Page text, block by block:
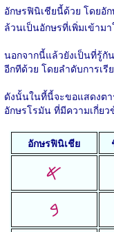
อักษรฟินิเชียนี้ด้วย โดยอั
ล้วนเป็นอักษรที่เพิ่มเข้าม
นอกจากนี้แล้วยังเป็นที่รู้กั
อีกทีด้วย โดยลำดับการเรี
ดังนั้นในที้นี้จะขอแสดงตา
อักษรโรมัน ที่มีความเกี่ย
อักษรฟินิเชีย
𐤀
𐤁